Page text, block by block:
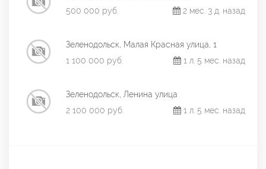
500 000 руб.
2 мес. 3 д. назад
Зеленодольск, Малая Красная улица, 1
1 100 000 руб.
1 л. 5 мес. назад
Зеленодольск, Ленина улица
2 100 000 руб.
1 л. 5 мес. назад